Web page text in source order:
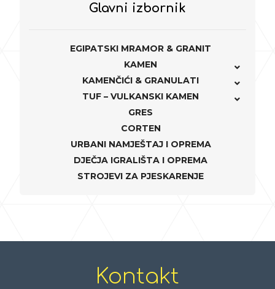
Glavni izbornik
EGIPATSKI MRAMOR & GRANIT
KAMEN
KAMENČIĆI & GRANULATI
TUF – VULKANSKI KAMEN
GRES
CORTEN
URBANI NAMJEŠTAJ I OPREMA
DJEČJA IGRALIŠTA I OPREMA
STROJEVI ZA PJESKARENJE
Kontakt